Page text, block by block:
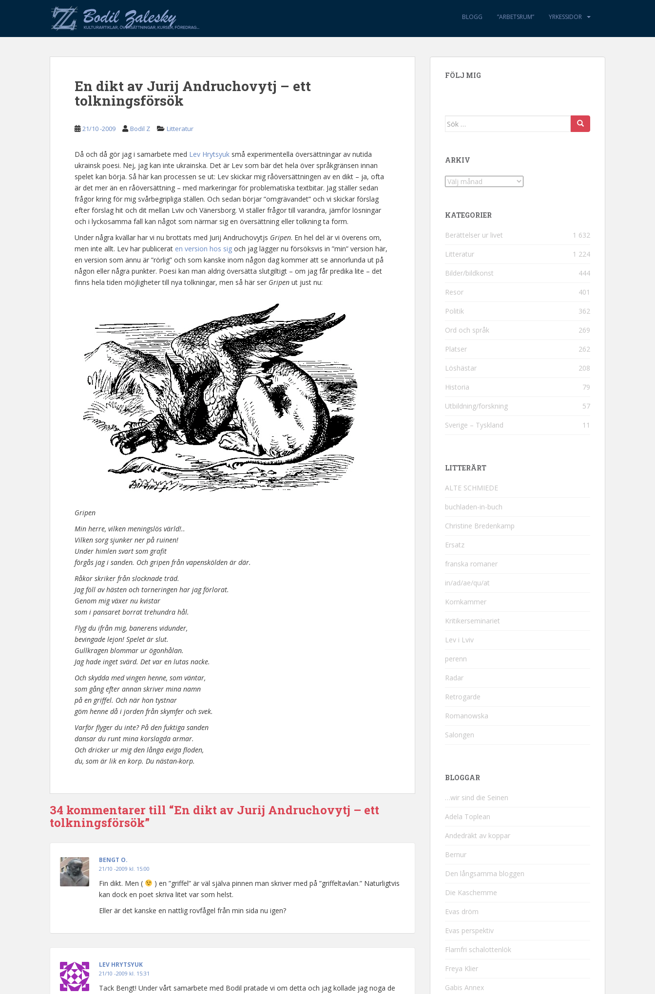
p
BLOGG ”ARBETSRUM” YRKESSIDOR
En dikt av Jurij Andruchovytj – ett
tolkningsförsök
21/10 -2009 Bodil Z Litteratur
Då och då gör jag i samarbete med Lev Hrytsyuk små experimentella översättningar av nutida
ukrainsk poesi. Nej, jag kan inte ukrainska. Det är Lev som bär det hela över språkgränsen innan
spelet kan börja. Så här kan processen se ut: Lev skickar mig råöversättningen av en dikt – ja, ofta
är det mer än en råöversättning – med markeringar för problematiska textbitar. Jag ställer sedan
frågor kring för mig svårbegripliga ställen. Och sedan börjar ”omgrävandet” och vi skickar förslag
efter förslag hit och dit mellan Lviv och Vänersborg. Vi ställer frågor till varandra, jämför lösningar
och i lyckosamma fall kan något som närmar sig en översättning eller tolkning ta form.
Under några kvällar har vi nu brottats med Jurij Andruchovytjs Gripen. En hel del är vi överens om,
men inte allt. Lev har publicerat en version hos sig och jag lägger nu försöksvis in ”min” version här,
en version som ännu är ”rörlig” och som kanske inom någon dag kommer att se annorlunda ut på
någon eller några punkter. Poesi kan man aldrig översätta slutgiltigt – om jag får predika lite – det
finns hela tiden möjligheter till nya tolkningar, men så här ser Gripen ut just nu:
Gripen
Min herre, vilken meningslös värld!..
Vilken sorg sjunker ner på ruinen!
Under himlen svart som grafit
förgås jag i sanden. Och gripen från vapenskölden är där.
Råkor skriker från slocknade träd.
Jag föll av hästen och torneringen har jag förlorat.
Genom mig växer nu kvistar
som i pansaret borrat trehundra hål.
Flyg du ifrån mig, banerens vidunder,
bevingade lejon! Spelet är slut.
Gullkragen blommar ur ögonhålan.
Jag hade inget svärd. Det var en lutas nacke.
Och skydda med vingen henne, som väntar,
som gång efter annan skriver mina namn
på en griffel. Och när hon tystnar
göm henne då i jorden från skymfer och svek.
Varför flyger du inte? På den fuktiga sanden
dansar du runt mina korslagda armar.
Och dricker ur mig den långa eviga floden,
du, som är lik en korp. Du nästan-korp.
34 kommentarer till “En dikt av Jurij Andruchovytj – ett
tolkningsförsök”
BENGT O.
21/10 -2009 kl. 15:00
Fin dikt. Men (
) en ”griffel” är väl själva pinnen man skriver med på ”griffeltavlan.” Naturligtvis
kan dock en poet skriva litet var som helst.
Eller är det kanske en nattlig rovfågel från min sida nu igen?
LEV HRYTSYUK
21/10 -2009 kl. 15:31
Tack Bengt! Under vårt samarbete med Bodil pratade vi om detta och jag kollade jag noga de
FÖLJ MIG
Sök efter:
ARKIV
Arkiv
KATEGORIER
Berättelser ur livet 1 632
Litteratur 1 224
Bilder/bildkonst 444
Resor 401
Politik 362
Ord och språk 269
Platser 262
Löshästar 208
Historia 79
Utbildning/forskning 57
Sverige – Tyskland 11
LITTERÄRT
ALTE SCHMIEDE
buchladen-in-buch
Christine Bredenkamp
Ersatz
franska romaner
in/ad/ae/qu/at
Kornkammer
Kritikerseminariet
Lev i Lviv
perenn
Radar
Retrogarde
Romanowska
Salongen
BLOGGAR
…wir sind die Seinen
Adela Toplean
Andedräkt av koppar
Bernur
Den långsamma bloggen
Die Kaschemme
Evas dröm
Evas perspektiv
Flarnfri schalottenlök
Freya Klier
Gabis Annex